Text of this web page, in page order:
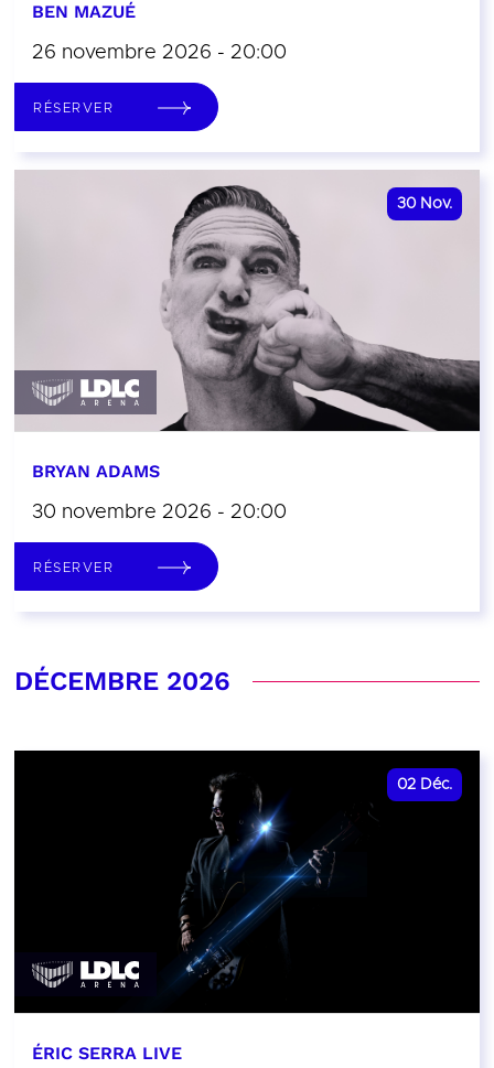
BEN MAZUÉ
26 novembre 2026 - 20:00
RÉSERVER
30 Nov.
BRYAN ADAMS
30 novembre 2026 - 20:00
RÉSERVER
DÉCEMBRE 2026
02 Déc.
ÉRIC SERRA LIVE